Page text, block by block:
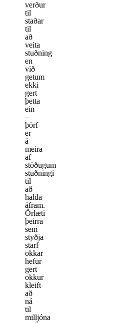
verður
til
staðar
til
að
veita
stuðning
en
við
getum
ekki
gert
þetta
ein
–
þörf
er
á
meira
af
stöðugum
stuðningi
til
að
halda
áfram.
Örlæti
þeirra
sem
styðja
starf
okkar
hefur
gert
okkur
kleift
að
ná
til
milljóna